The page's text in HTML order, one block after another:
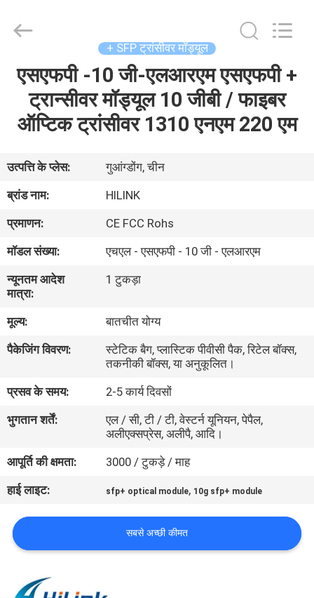
घर
उत्पाद
हमारे
बारे
में
कारखाने
का
गुणवत्ता
नियंत्रण
हमसे
संपर्क
करें
समाचार
Technology
Co.,Ltd..
+ SFP ट्रांसीवर मॉड्यूल
एसएफपी -10 जी-एलआरएम एसएफपी +
ट्रान्सीवर मॉड्यूल 10 जीबी / फाइबर
ऑप्टिक ट्रांसीवर 1310 एनएम 220 एम
उत्पत्ति के प्लेस:
गुआंग्डोंग, चीन
ब्रांड नाम:
HILINK
प्रमाणन:
CE FCC Rohs
मॉडल संख्या:
एचएल - एसएफपी - 10 जी - एलआरएम
न्यूनतम आदेश
मात्रा:
1 टुकड़ा
मूल्य:
बातचीत योग्य
पैकेजिंग विवरण:
स्टेटिक बैग, प्लास्टिक पीवीसी पैक, रिटेल बॉक्स,
तकनीकी बॉक्स, या अनुकूलित।
प्रसव के समय:
2-5 कार्य दिवसों
भुगतान शर्तें:
एल / सी, टी / टी, वेस्टर्न यूनियन, पेपैल,
अलीएक्सप्रेस, अलीपै, आदि।
आपूर्ति की क्षमता:
3000 / टुकड़े / माह
हाई लाइट:
sfp+ optical module, 10g sfp+ module
सबसे अच्छी कीमत